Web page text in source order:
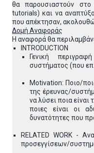
θα παρουσιαστούν
tutorials) και να
που απέκτησαν,
Δομή Αναφοράς
Η αναφορά θα
INTRODUCTION
Γενική
συστήματος (που
Motivation: Ποιο/
της έρευνας/
να λύσει ποια είναι
ποιες είναι οι
δυνατότητες που
RELATED WORK -
προσεγγίσεων/